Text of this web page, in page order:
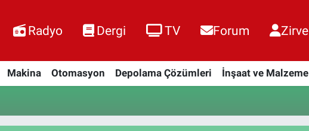
Radyo Dergi TV Forum Zirve
Makina Otomasyon Depolama Çözümleri İnşaat ve Malzeme